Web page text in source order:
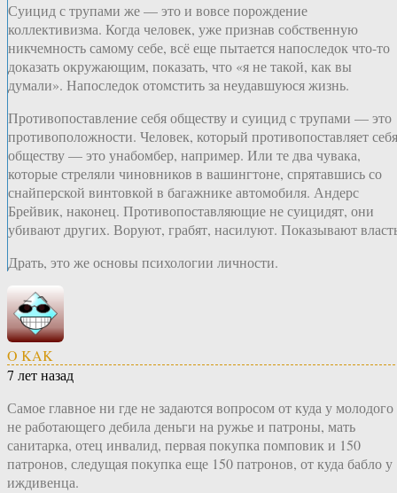
Суицид с трупами же — это и вовсе порождение
коллективизма. Когда человек, уже признав собственную
никчемность самому себе, всё еще пытается напоследок что-то
доказать окружающим, показать, что «я не такой, как вы
думали». Напоследок отомстить за неудавшуюся жизнь.
Противопоставление себя обществу и суицид с трупами — это
противоположности. Человек, который противопоставляет себя
обществу — это унабомбер, например. Или те два чувака,
которые стреляли чиновников в вашингтоне, спрятавшись со
снайперской винтовкой в багажнике автомобиля. Андерс
Брейвик, наконец. Противопоставляющие не суицидят, они
убивают других. Воруют, грабят, насилуют. Показывают
Драть, это же основы психологии личности.
O KAK
7 лет назад
Самое главное ни где не задаются вопросом от куда у молодого
не работающего дебила деньги на ружье и патроны, мать
санитарка, отец инвалид, первая покупка помповик и 150
патронов, следущая покупка еще 150 патронов, от куда бабло у
иждивенца.